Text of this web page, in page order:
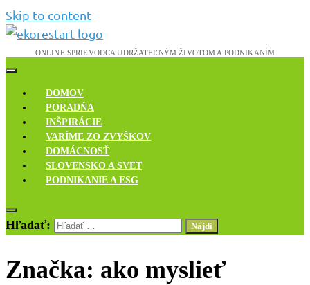
Skip to content
Ekoreštart
Novinky, rozhovory a inšpirácie
DOMOV
PORADŇA
INŠPIRÁCIE
VARÍME ZO ZVYŠKOV
DOMÁCNOSŤ
SLOVENSKO A SVET
PODNIKANIE A ESG
Hľadať:
Značka: ako myslieť